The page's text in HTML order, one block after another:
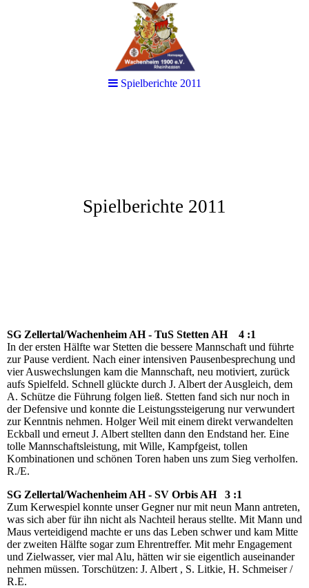
Spielberichte 2011
SG Zellertal/Wachenheim AH - TuS Stetten AH 4 :1
In der ersten Hälfte war Stetten die bessere Mannschaft und führte
zur Pause verdient. Nach einer intensiven Pausenbesprechung und
vier Auswechslungen kam die Mannschaft, neu motiviert, zurück
aufs Spielfeld. Schnell glückte durch J. Albert der Ausgleich, dem
A. Schütze die Führung folgen ließ. Stetten fand sich nur noch in
der Defensive und konnte die Leistungssteigerung nur verwundert
zur Kenntnis nehmen. Holger Weil mit einem direkt verwandelten
Eckball und erneut J. Albert stellten dann den Endstand her. Eine
tolle Mannschaftsleistung, mit Wille, Kampfgeist, tollen
Kombinationen und schönen Toren haben uns zum Sieg verholfen.
R./E.
SG Zellertal/Wachenheim AH - SV Orbis AH 3 :1
Zum Kerwespiel konnte unser Gegner nur mit neun Mann antreten,
was sich aber für ihn nicht als Nachteil heraus stellte. Mit Mann und
Maus verteidigend machte er uns das Leben schwer und kam Mitte
der zweiten Hälfte sogar zum Ehrentreffer. Mit mehr Engagement
und Zielwasser, vier mal Alu, hätten wir sie eigentlich auseinander
nehmen müssen. Torschützen: J. Albert , S. Litkie, H. Schmeiser /
R.E.
Spielberichte 2011